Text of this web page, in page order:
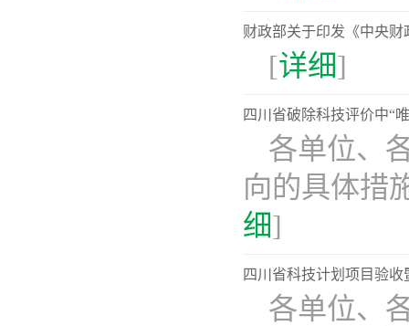
财政部关于印发《中央
[详细]
四川省破除科技评价中“
各单位、
向的具体措
细]
四川省科技计划项目验
各单位、